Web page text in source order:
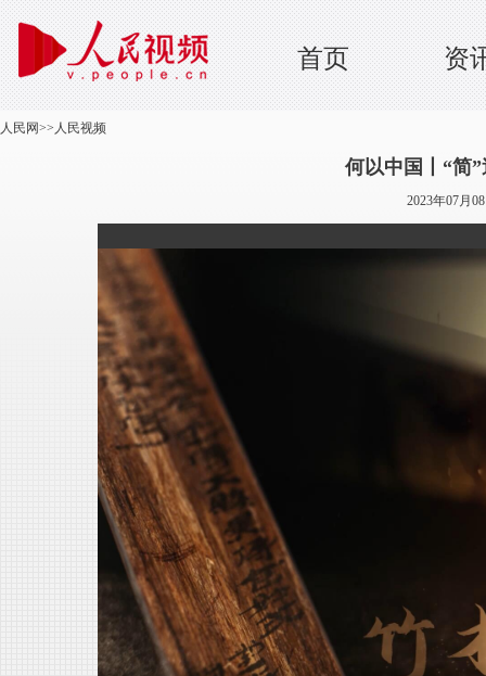
首页 资
人民网>> 人民视频
何以中国丨“简
2023年07月